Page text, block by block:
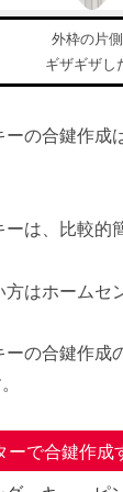
外枠の片
ギザギザし
の合鍵作成
は、比較的
はホームセ
ーの合鍵作成
ーで合鍵作成